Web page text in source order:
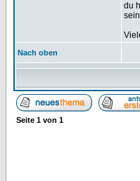
du
Nach oben
Seite 1 von 1